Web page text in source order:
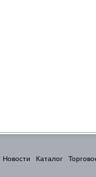
Новости Каталог